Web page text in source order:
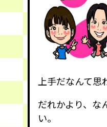
上手だなんて思
だれかより、
い。